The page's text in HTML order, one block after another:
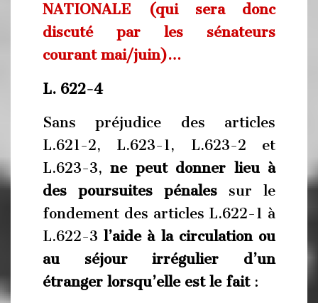
NATIONALE (qui sera donc
discuté par les sénateurs
courant mai/juin)…
L. 622-4
Sans préjudice des articles
L.621-2, L.623-1, L.623-2 et
L.623-3,ne peut donner lieu à
des poursuites pénales sur le
fondement des articles L.622-1 à
L.622-3l’aide à la circulation ou
au séjour irrégulier d’un
étranger lorsqu’elle est le fait :